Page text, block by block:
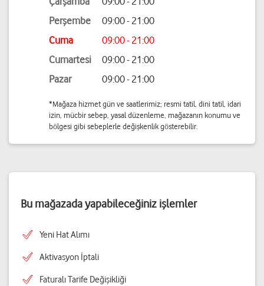
Perşembe
09:00 - 21:00
Cuma
09:00 - 21:00
Cumartesi
09:00 - 21:00
Pazar
09:00 - 21:00
*Mağaza hizmet gün ve saatlerimiz; resmi tatil, dini tatil, idari
izin, mücbir sebep, yasal düzenleme, mağazanın konumu ve
bölgesi gibi sebeplerle değişkenlik gösterebilir.
Bu mağazada yapabileceğiniz işlemler
Yeni Hat Alımı
Aktivasyon İptali
Faturalı Tarife Değişikliği